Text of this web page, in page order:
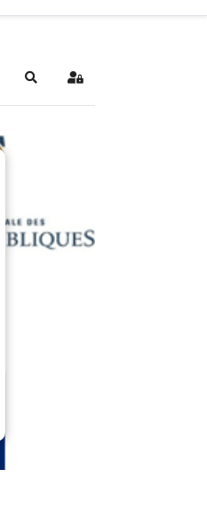
Search Sign In